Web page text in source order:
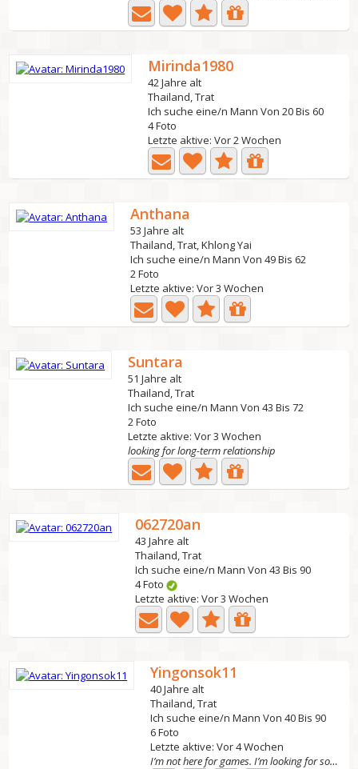
Mirinda1980
42 Jahre alt
Thailand, Trat
Ich suche eine/n Mann Von 20 Bis 60
4 Foto
Letzte aktive: Vor 2 Wochen
Anthana
53 Jahre alt
Thailand, Trat, Khlong Yai
Ich suche eine/n Mann Von 49 Bis 62
2 Foto
Letzte aktive: Vor 3 Wochen
Suntara
51 Jahre alt
Thailand, Trat
Ich suche eine/n Mann Von 43 Bis 72
2 Foto
Letzte aktive: Vor 3 Wochen
looking for long-term relationship
062720an
43 Jahre alt
Thailand, Trat
Ich suche eine/n Mann Von 43 Bis 90
4 Foto
Letzte aktive: Vor 3 Wochen
Yingonsok11
40 Jahre alt
Thailand, Trat
Ich suche eine/n Mann Von 40 Bis 90
6 Foto
Letzte aktive: Vor 4 Wochen
I’m not here for games. I’m looking for something real...